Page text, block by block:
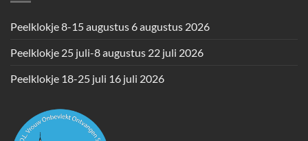
Peelklokje 8-15 augustus 6 augustus 2026
Peelklokje 25 juli-8 augustus 22 juli 2026
Peelklokje 18-25 juli 16 juli 2026